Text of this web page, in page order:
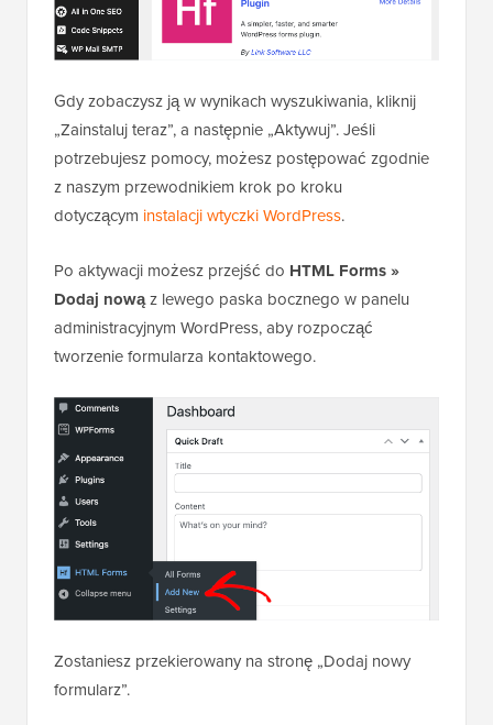
Gdy zobaczysz ją w wynikach wyszukiwania, kliknij
„Zainstaluj teraz”, a następnie „Aktywuj”. Jeśli
potrzebujesz pomocy, możesz postępować zgodnie
z naszym przewodnikiem krok po kroku
dotyczącym instalacji wtyczki WordPress.
Po aktywacji możesz przejść do HTML Forms »
Dodaj nowąz lewego paska bocznego w panelu
administracyjnym WordPress, aby rozpocząć
tworzenie formularza kontaktowego.
Zostaniesz przekierowany na stronę „Dodaj nowy
formularz”.